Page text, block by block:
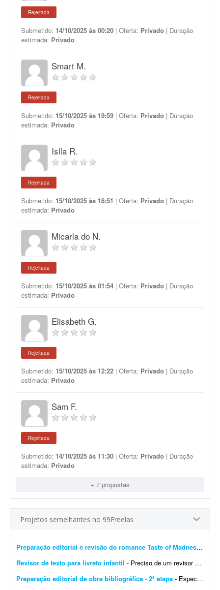
Rejeitada
Submetido: 14/10/2025 às 00:20 | Oferta: Privado | Duração
estimada: Privado
Smart M.
Rejeitada
Submetido: 15/10/2025 às 19:59 | Oferta: Privado | Duração
estimada: Privado
Islla R.
Rejeitada
Submetido: 15/10/2025 às 18:51 | Oferta: Privado | Duração
estimada: Privado
Micarla do N.
Rejeitada
Submetido: 15/10/2025 às 01:54 | Oferta: Privado | Duração
estimada: Privado
Elisabeth G.
Rejeitada
Submetido: 15/10/2025 às 12:22 | Oferta: Privado | Duração
estimada: Privado
Sam F.
Rejeitada
Submetido: 14/10/2025 às 11:30 | Oferta: Privado | Duração
estimada: Privado
+ 7 propostas
Projetos semelhantes no 99Freelas
Preparação editorial e revisão do romance Taste of Madness
-
Revisor de texto para livreto infantil - Preciso de um revisor de texto para livreto infantil. O texto tem uma média de 10 páginas. Procuro revisão ortográfica, gramatical e de adequação ao p&uacu...
Preparação editorial de obra bibliográfica - 2ª etapa - Especializado em obras bibliográficas. Importante! Serão aceitas apenas propostas de profissionais com formação ou experiência comprovada em preparaç&atil...